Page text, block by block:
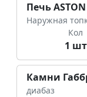
Печь
Наружная
Кол
1 шт
Камни
диабаз